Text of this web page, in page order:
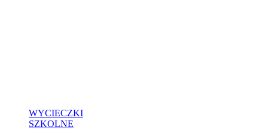
WYCIECZKI
SZKOLNE